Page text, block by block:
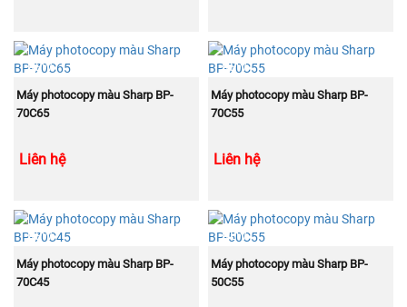
NEW
MUA NGAY
Máy photocopy màu Sharp BP-
70C65
Liên hệ
NEW
MUA NGAY
Máy photocopy màu Sharp BP-
70C55
Liên hệ
NEW
MUA NGAY
Máy photocopy màu Sharp BP-
70C45
NEW
MUA NGAY
Máy photocopy màu Sharp BP-
50C55